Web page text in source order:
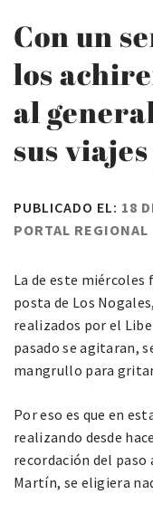
Con un
los
al
sus
PUBLICADO EL: 18
PORTAL REGIONAL
La de este miércoles
posta de Los
realizados por el
pasado se agitaran,
mangrullo para gritar
Por eso es que en
realizando desde
recordación del paso
Martín, se eligiera